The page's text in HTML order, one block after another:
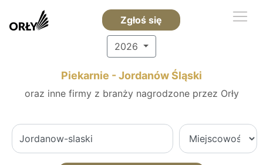
Zgłoś się
2026
Piekarnie - Jordanów Śląski
oraz inne firmy z branży nagrodzone przez Orły